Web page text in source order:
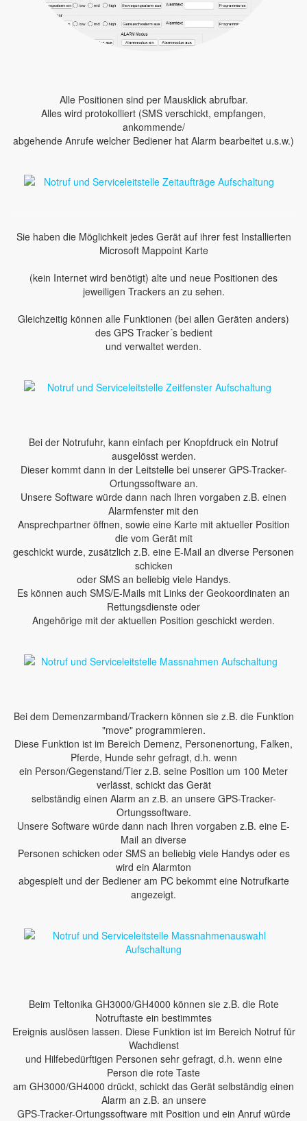
Alle Positionen sind per Mausklick abrufbar.
Alles wird protokolliert (SMS verschickt, empfangen,
ankommende/
abgehende Anrufe welcher Bediener hat Alarm bearbeitet u.s.w.)
Sie haben die Möglichkeit jedes Gerät auf ihrer fest Installierten
Microsoft Mappoint Karte
(kein Internet wird benötigt) alte und neue Positionen des
jeweiligen Trackers an zu sehen.
Gleichzeitig können alle Funktionen (bei allen Geräten anders)
des GPS Tracker´s bedient
und verwaltet werden.
Bei der Notrufuhr, kann einfach per Knopfdruck ein Notruf
ausgelösst werden.
Dieser kommt dann in der Leitstelle bei unserer GPS-Tracker-
Ortungssoftware an.
Unsere Software würde dann nach Ihren vorgaben z.B. einen
Alarmfenster mit den
Ansprechpartner öffnen, sowie eine Karte mit aktueller Position
die vom Gerät mit
geschickt wurde, zusätzlich z.B. eine E-Mail an diverse Personen
schicken
oder SMS an beliebig viele Handys.
Es können auch SMS/E-Mails mit Links der Geokoordinaten an
Rettungsdienste oder
Angehörige mit der aktuellen Position geschickt werden.
Bei dem Demenzarmband/Trackern können sie z.B. die Funktion
"move" programmieren.
Diese Funktion ist im Bereich Demenz, Personenortung, Falken,
Pferde, Hunde sehr gefragt, d.h. wenn
ein Person/Gegenstand/Tier z.B. seine Position um 100 Meter
verlässt, schickt das Gerät
selbständig einen Alarm an z.B. an unsere GPS-Tracker-
Ortungssoftware.
Unsere Software würde dann nach Ihren vorgaben z.B. eine E-
Mail an diverse
Personen schicken oder SMS an beliebig viele Handys oder es
wird ein Alarmton
abgespielt und der Bediener am PC bekommt eine Notrufkarte
angezeigt.
Beim Teltonika GH3000/GH4000 können sie z.B. die Rote
Notruftaste ein bestimmtes
Ereignis auslösen lassen. Diese Funktion ist im Bereich Notruf für
Wachdienst
und Hilfebedürftigen Personen sehr gefragt, d.h. wenn eine
Person die rote Taste
am GH3000/GH4000 drückt, schickt das Gerät selbständig einen
Alarm an z.B. an unsere
GPS-Tracker-Ortungssoftware mit Position und ein Anruf würde